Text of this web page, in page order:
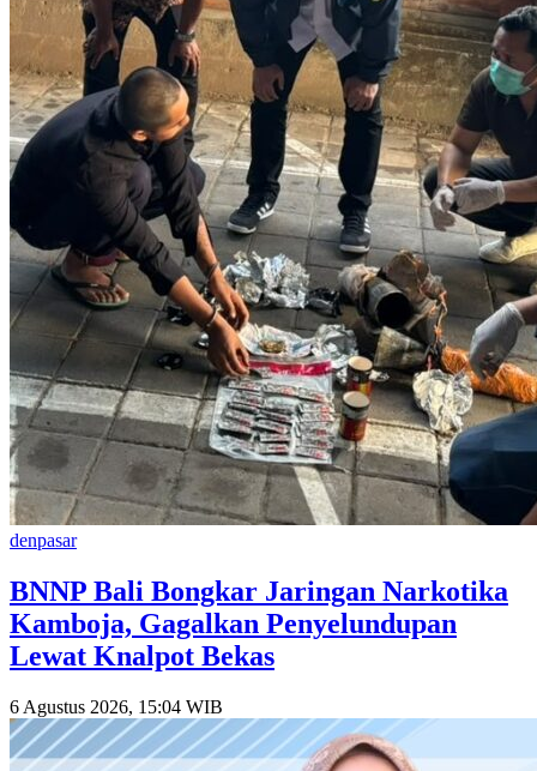
denpasar
BNNP Bali Bongkar Jaringan Narkotika
Kamboja, Gagalkan Penyelundupan
Lewat Knalpot Bekas
6 Agustus 2026, 15:04 WIB